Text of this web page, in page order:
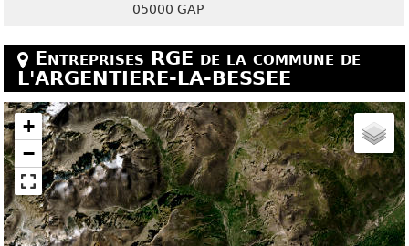
05000 GAP
Entreprises RGE de la commune de
L'ARGENTIERE-LA-BESSEE
+
−